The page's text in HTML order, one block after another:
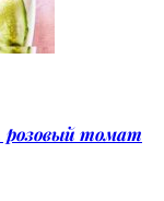
розовый томат